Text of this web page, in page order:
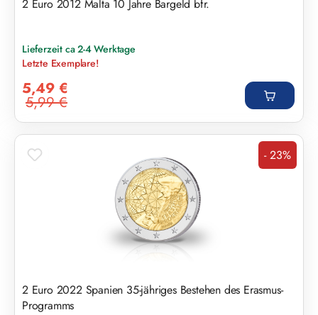
2 Euro 2012 Malta 10 Jahre Bargeld bfr.
Lieferzeit ca 2-4 Werktage
Letzte Exemplare!
5,49 €
Regulärer Preis:
5,99 €
Rabatt
- 23%
2 Euro 2022 Spanien 35-jähriges Bestehen des Erasmus-
Programms